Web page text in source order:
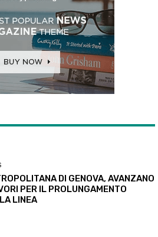
DI GENOVA, AVANZANO
PER IL PROLUNGAMENTO
LINEA